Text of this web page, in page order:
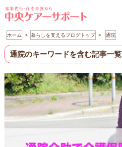
ホーム 暮らしを支えるブログトップ 通院
通院のキーワードを含む記事一覧